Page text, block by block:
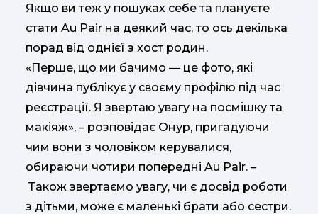
Якщо ви теж у пошуках себе та плануєте
стати Au Pair на деякий час, то ось декілька
порад від однієї з хост родин.
«Перше, що ми бачимо — це фото, які
дівчина публікує у своєму профілю під час
реєстрації. Я звертаю увагу на посмішку та
макіяж», – розповідає Онур, пригадуючи
чим вони з чоловіком керувалися,
обираючи чотири попередні Au Pair. –
Також звертаємо увагу, чи є досвід роботи
з дітьми, може є маленькі брати або сестри.